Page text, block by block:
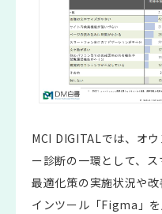
MCI DIGITALでは、オ
ー診断の一環として、
最適化策の実施状況や
インツール「Figma」